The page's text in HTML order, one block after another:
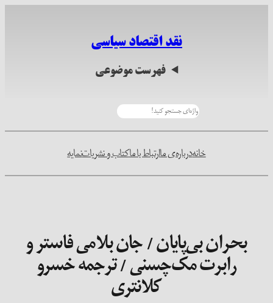
نقد اقتصاد سیاسی
فهرست موضوعی
خانهدرباره‌ی ماارتباط با ماکتاب و نشریاتنمایه
بحران بی‌پایان / جان بلامی فاستر و
رابرت مک‌چسنی / ترجمه خسرو
کلانتری